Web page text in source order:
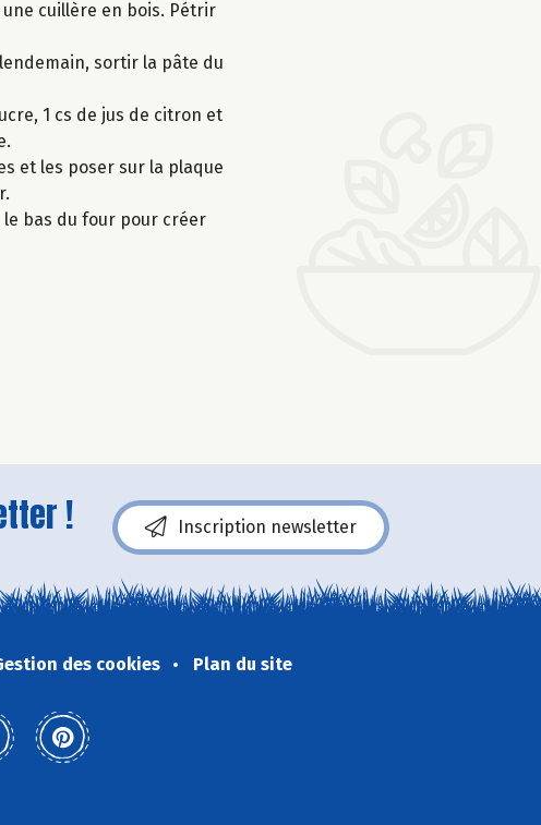
une cuillère en bois. Pétrir
sortir la pâte du
1 cs de jus de citron et
et les poser sur la plaque
bas du four pour créer
! Inscription newsletter
des cookies Plan du site